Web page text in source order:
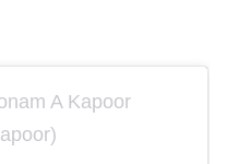
A Kapoor